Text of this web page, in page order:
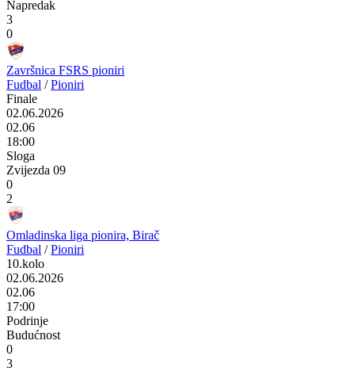
Napredak
3
0
Završnica FSRS pioniri
Fudbal / Pioniri
Finale
02.06.2026
02.06
18:00
Sloga
Zvijezda 09
0
2
Omladinska liga pionira, Birač
Fudbal / Pioniri
10.kolo
02.06.2026
02.06
17:00
Podrinje
Budućnost
0
3